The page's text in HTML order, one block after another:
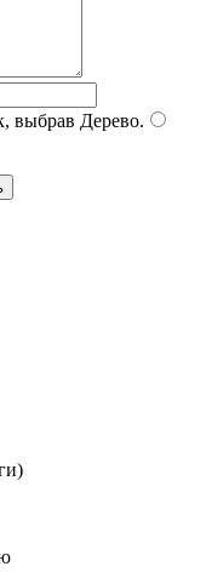
выбрав Дерево.